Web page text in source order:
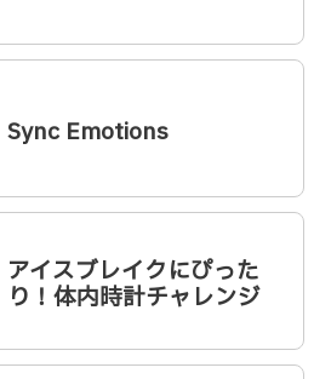
Sync Emotions
アイスブレイクにぴった
り！体内時計チャレンジ